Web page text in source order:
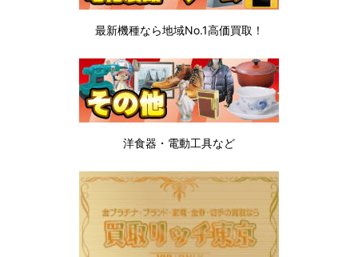
最新機種なら地域No.1高価買取！
洋食器・電動工具など